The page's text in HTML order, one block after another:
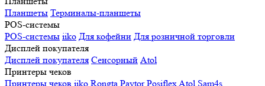
Планшеты Терминалы-планшеты
POS-системы
POS-системы iiko Для кофейни Для розничной торговли
Дисплей покупателя
Дисплей покупателя Сенсорный Atol
Принтеры чеков
Принтеры чеков iiko Rongta Paytor PosiflexAtol Sam4s